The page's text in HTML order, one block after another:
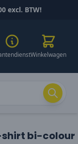
excl. BTW!
Winkelwagen
shirt bi-colour